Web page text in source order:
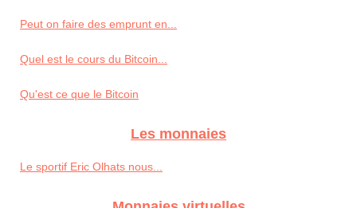
Peut on faire des emprunt en...
Quel est le cours du Bitcoin...
Qu'est ce que le Bitcoin
Les monnaies
Le sportif Eric Olhats nous...